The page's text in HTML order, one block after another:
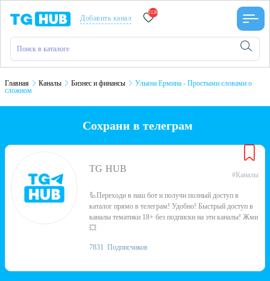
Добавить канал
2136
Главная Каналы Бизнес и финансы
Ульяна Ермина - Простыми словами о
сложном
Сохрани в телеграм
TG HUB
#Каналы
🦾Переходи в наш бот и получи полный доступ в
каталог прямо в телеграм! Удобно! Быстрый доступ в
каналы тематики 18+ без подписки на эти каналы! Жми
💥
7831 Подписчиков